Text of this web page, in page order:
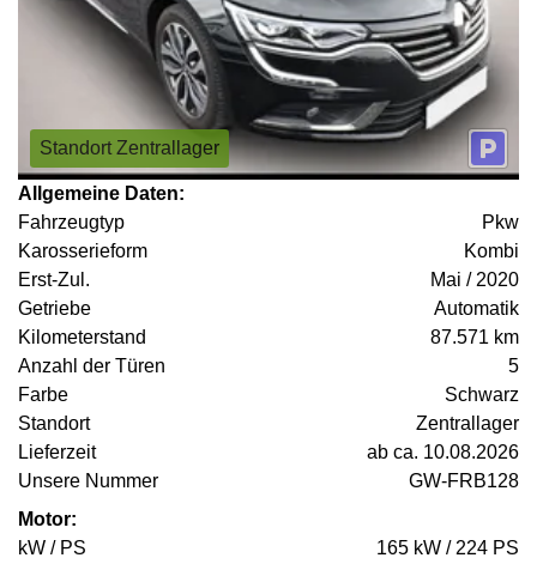
Standort Zentrallager
Allgemeine Daten:
Fahrzeugtyp
Pkw
Karosserieform
Kombi
Erst-Zul.
Mai / 2020
Getriebe
Automatik
Kilometerstand
87.571 km
Anzahl der Türen
5
Farbe
Schwarz
Standort
Zentrallager
Lieferzeit
ab ca. 10.08.2026
Unsere Nummer
GW-FRB128
Motor:
kW / PS
165 kW / 224 PS